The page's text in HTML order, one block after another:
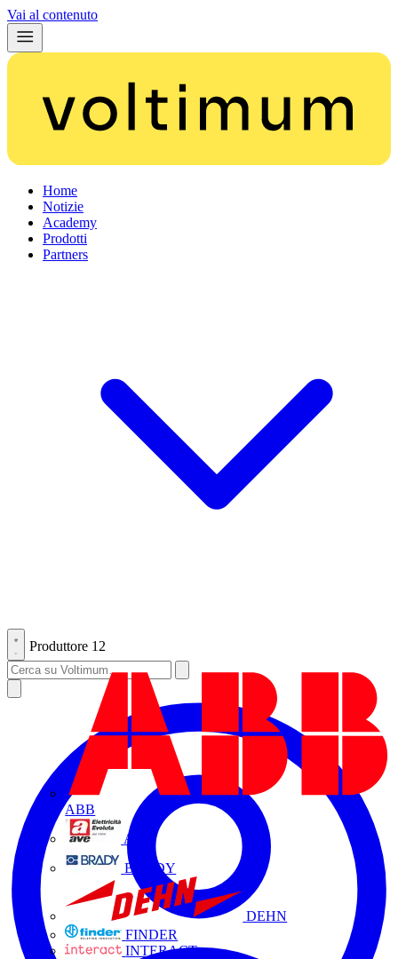
Vai al contenuto
Home
Notizie
Academy
Prodotti
Partners
Produttore 12
ABB
AVE
BRADY
DEHN
FINDER
INTERACT